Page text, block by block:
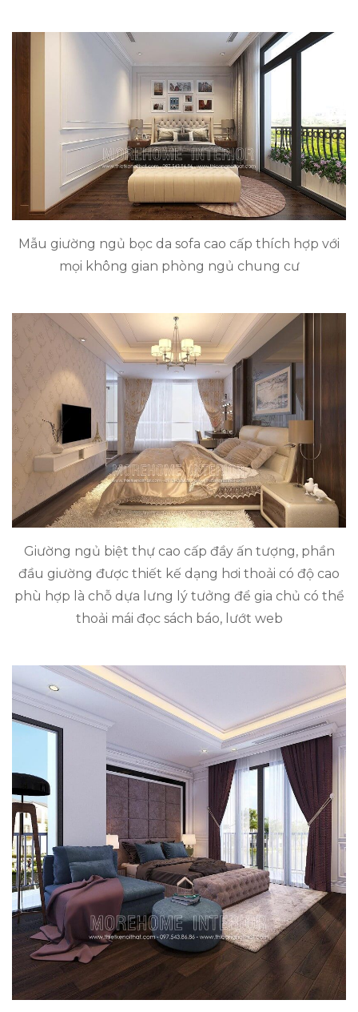
Mẫu giường ngủ bọc da sofa cao cấp thích hợp với
mọi không gian phòng ngủ chung cư
Giường ngủ biệt thự cao cấp đầy ấn tượng, phần
đầu giường được thiết kế dạng hơi thoải có độ cao
phù hợp là chỗ dựa lưng lý tưởng để gia chủ có thể
thoải mái đọc sách báo, lướt web